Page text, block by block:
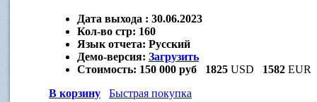
Дата выхода : 30.06.2023
Кол-во стр: 160
Язык отчета: Русский
Демо-версия: Загрузить
Стоимость: 150 000 руб 1825 USD 1582 EUR
В корзину
Быстрая покупка